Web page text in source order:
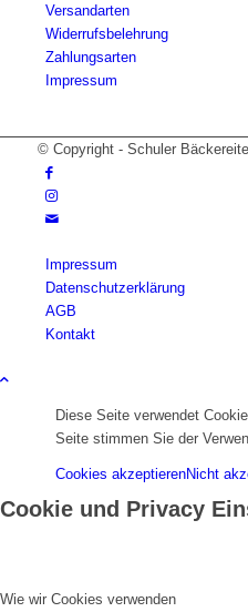
Versandarten
Widerrufsbelehrung
Zahlungsarten
Impressum
© Copyright - Schuler
Impressum
Datenschutzerklärung
AGB
Kontakt
Diese Seite verwendet
Seite stimmen Sie der
Cookies akzeptierenNicht
Cookie und Privacy
Wie wir Cookies verwenden